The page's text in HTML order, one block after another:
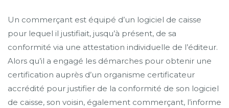
Un commerçant est équipé d’un logiciel de caisse
pour lequel il justifiait, jusqu’à présent, de sa
conformité via une attestation individuelle de l’éditeur.
Alors qu’il a engagé les démarches pour obtenir une
certification auprès d’un organisme certificateur
accrédité pour justifier de la conformité de son logiciel
de caisse, son voisin, également commerçant, l’informe